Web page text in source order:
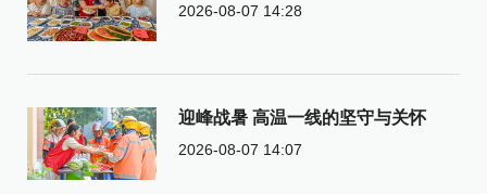
2026-08-07 14:28
迎峰战暑 高温一线的坚守与关怀
2026-08-07 14:07